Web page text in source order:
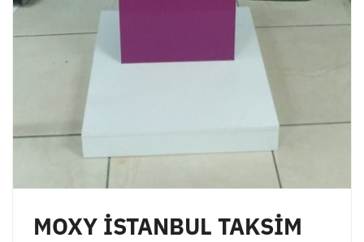
MOXY İSTANBUL TAKSİM